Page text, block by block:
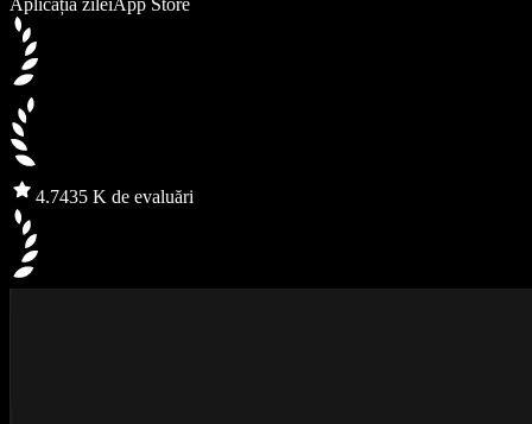
Aplicația zileiApp Store
4.7435 K de evaluări